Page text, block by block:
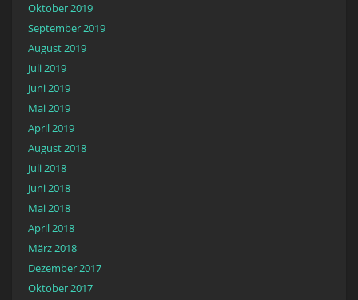
Oktober 2019
September 2019
August 2019
Juli 2019
Juni 2019
Mai 2019
April 2019
August 2018
Juli 2018
Juni 2018
Mai 2018
April 2018
März 2018
Dezember 2017
Oktober 2017